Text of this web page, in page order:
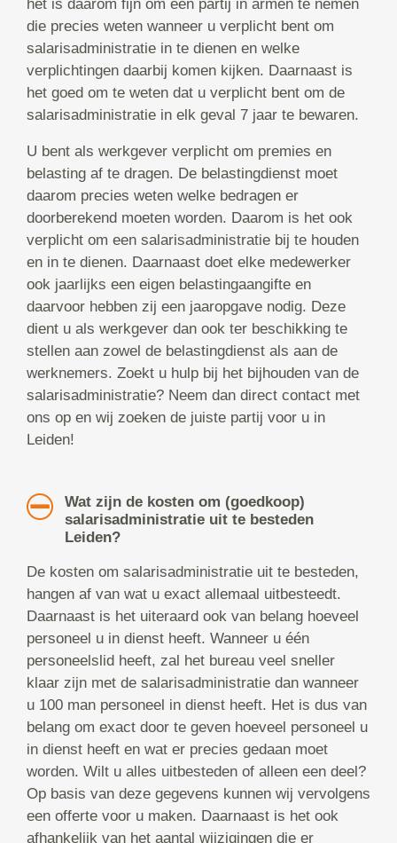
het is daarom fijn om een partij in armen te nemen
die precies weten wanneer u verplicht bent om
salarisadministratie in te dienen en welke
verplichtingen daarbij komen kijken. Daarnaast is
het goed om te weten dat u verplicht bent om de
salarisadministratie in elk geval 7 jaar te bewaren.
U bent als werkgever verplicht om premies en
belasting af te dragen. De belastingdienst moet
daarom precies weten welke bedragen er
doorberekend moeten worden. Daarom is het ook
verplicht om een salarisadministratie bij te houden
en in te dienen. Daarnaast doet elke medewerker
ook jaarlijks een eigen belastingaangifte en
daarvoor hebben zij een jaaropgave nodig. Deze
dient u als werkgever dan ook ter beschikking te
stellen aan zowel de belastingdienst als aan de
werknemers. Zoekt u hulp bij het bijhouden van de
salarisadministratie? Neem dan direct contact met
ons op en wij zoeken de juiste partij voor u in
Leiden!
Wat zijn de kosten om (goedkoop)
salarisadministratie uit te besteden
Leiden?
De kosten om salarisadministratie uit te besteden,
hangen af van wat u exact allemaal uitbesteedt.
Daarnaast is het uiteraard ook van belang hoeveel
personeel u in dienst heeft. Wanneer u één
personeelslid heeft, zal het bureau veel sneller
klaar zijn met de salarisadministratie dan wanneer
u 100 man personeel in dienst heeft. Het is dus van
belang om exact door te geven hoeveel personeel u
in dienst heeft en wat er precies gedaan moet
worden. Wilt u alles uitbesteden of alleen een deel?
Op basis van deze gegevens kunnen wij vervolgens
een offerte voor u maken. Daarnaast is het ook
afhankelijk van het aantal wijzigingen die er